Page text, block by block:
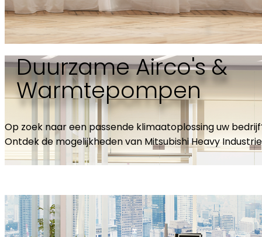
Duurzame Airco's &
Warmtepompen
Op zoek naar een passende klimaatoplossing uw
Ontdek de mogelijkheden van Mitsubishi Heavy